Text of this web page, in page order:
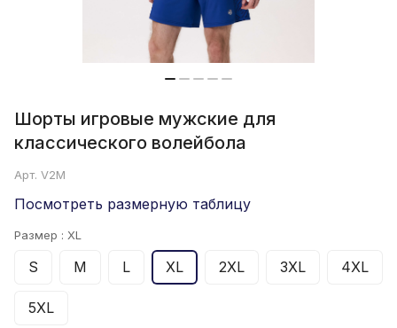
Шорты игровые мужские для
классического волейбола
Арт. V2M
Посмотреть размерную таблицу
Размер : XL
S M L XL 2XL 3XL 4XL
5XL